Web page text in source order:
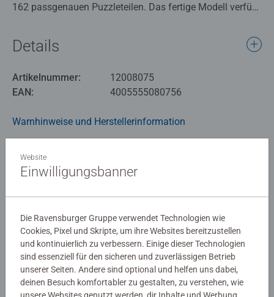
162 passgenauen Puzzleteilen. Das fertige Modell verfügt
Trockenblumen finden darin stilvoll Platz. Das moderne
ein und macht es zu einem besonderen Blickfang. Ob als
Geschenk oder als dekoratives Highlight - diese 3D Puzzle
Funktion.
Details
Artikelnummer:
12008075
EAN:
4005555080756
Warnhinweise und Herstellerinformation
Ähnliche Produkte
Noch keine Bewertungen
abgegeben
0/0
Website
Einwilligungsbanner
Die Ravensburger Gruppe verwendet Technologien wie
Cookies, Pixel und Skripte, um ihre Websites bereitzustellen
und kontinuierlich zu verbessern. Einige dieser Technologien
sind essenziell für den sicheren und zuverlässigen Betrieb
unserer Seiten. Andere sind optional und helfen uns dabei,
deinen Besuch komfortabler zu gestalten, zu verstehen, wie
unsere Websites genutzt werden, dir Inhalte und Werbung